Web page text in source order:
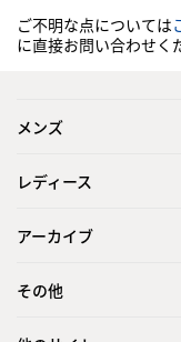
ご不明な点については
に直接お問い合わせく
メンズ
レディース
アーカイブ
その他